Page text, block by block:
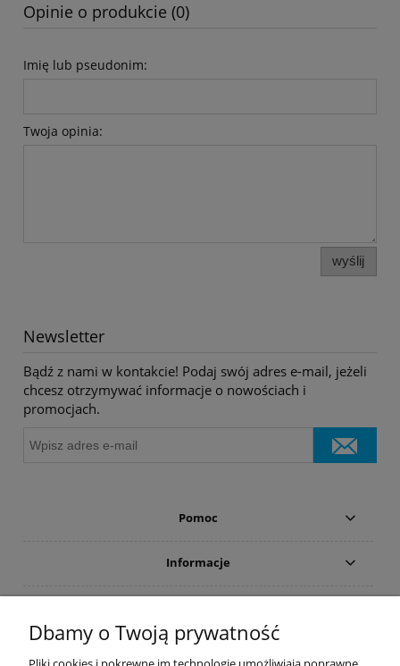
Opinie o produkcie (0)
Imię lub pseudonim:
Twoja opinia:
wyślij
Newsletter
Bądź z nami w kontakcie! Podaj swój adres e-mail, jeżeli
chcesz otrzymywać informacje o nowościach i
promocjach.
Pomoc
Informacje
Dbamy o Twoją prywatność